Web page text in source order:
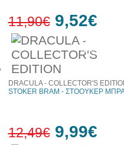
20%
έκπτωση
11,90€ 9,52€
DRACULA - COLLECTOR'S
STOKER BRAM - ΣΤΟΟΥΚΕΡ
12,49€ 9,99€